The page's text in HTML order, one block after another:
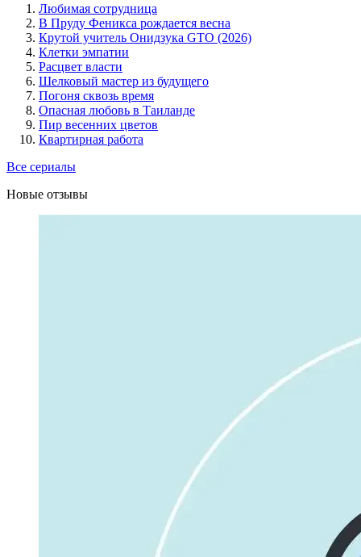
Любимая сотрудница
В Пруду Феникса рождается весна
Крутой учитель Онидзука GTO (2026)
Клетки эмпатии
Расцвет власти
Шелковый мастер из будущего
Погоня сквозь время
Опасная любовь в Таиланде
Пир весенних цветов
Квартирная работа
Все сериалы
Новые отзывы